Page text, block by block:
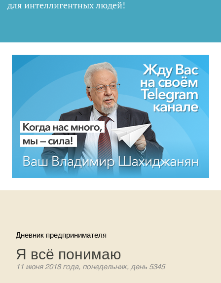
для интеллигентных людей!
Дневник предпринимателя
Я всё понимаю
11 июня 2018 года, понедельник, день 5345